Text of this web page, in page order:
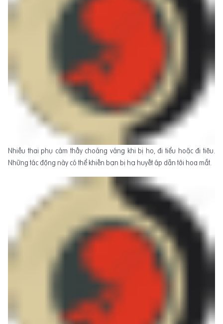
Nhiều thai phụ cảm thấy choáng váng khi bị ho, đi tiểu hoặc đi tiêu.
Những tác động này có thể khiến bạn bị hạ huyết áp dẫn tới hoa mắt.